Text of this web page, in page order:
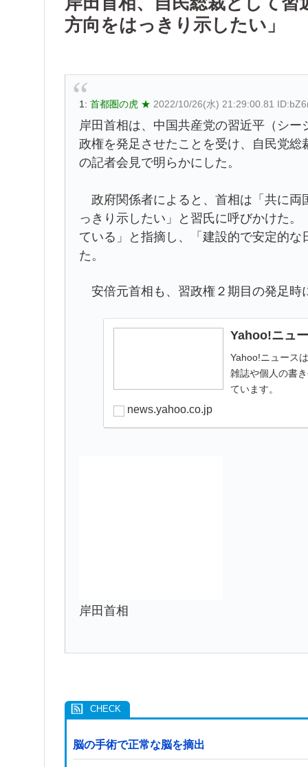
方向をはっきり示したい」
1: 首都圏の虎 ★ 2022/10/26(水) 21:29:00.81
岸田首相は、中国共産党の習近平（シ
政権を発足させたことを受け、自民党
の記者会見で明らかにした。
政府関係者によると、首相は「共に両
っきり示したい」と習氏に呼びかけた
ている」と指摘し、「建設的で安定的
た。
安倍元首相も、習政権２期目の発足時
Yahoo!ニュ
Yahoo!ニュース
雑誌や個人の書
ています。
news.yahoo.co.jp
岸田首相
脳の手術で正常な脳を摘出